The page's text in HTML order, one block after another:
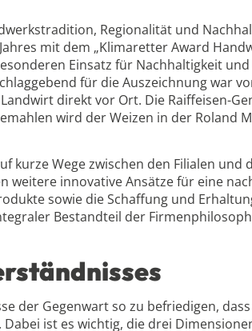
Regionalität und
mit dem „Klimaretter Award
Einsatz für Nachhaltigkeit
für die Auszeichnung war
direkt vor Ort. Die Raiffeisen-
wird der Weizen in der Roland
kurze Wege zwischen den Filialen und
weitere innovative Ansätze für eine
sowie die Schaffung und
Bestandteil der
der Gegenwart so zu befriedigen,
ist es wichtig, die drei